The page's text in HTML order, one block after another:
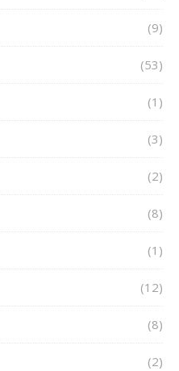
(9)
(53)
(1)
(3)
(2)
(8)
(1)
(12)
(8)
(2)